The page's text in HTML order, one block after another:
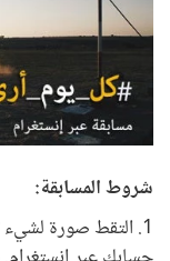
شروط المسابقة:
1. التقط صورة لشيء